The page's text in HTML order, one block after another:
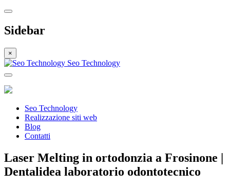
Sidebar
×
Seo Technology
Seo Technology
Realizzazione siti web
Blog
Contatti
Laser Melting in ortodonzia a Frosinone |
Dentalidea laboratorio odontotecnico